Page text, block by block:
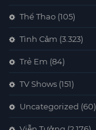
Thể Thao (105)
Tình Cảm (3.323)
Trẻ Em (84)
TV Shows (151)
Uncategorized (60)